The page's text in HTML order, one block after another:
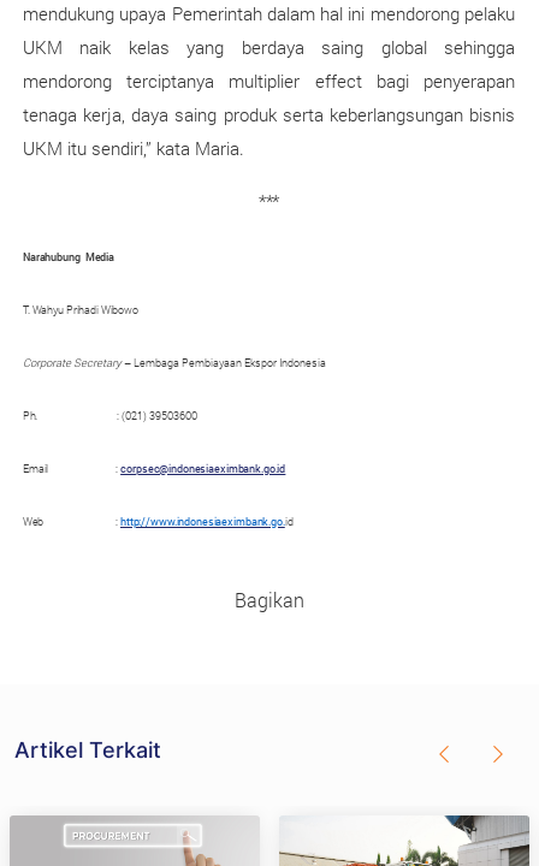
Bagikan
mendukung upaya Pemerintah dalam hal ini mendorong pelaku
UKM naik kelas yang berdaya saing global sehingga
mendorong terciptanya multiplier effect bagi penyerapan
tenaga kerja, daya saing produk serta keberlangsungan bisnis
UKM itu sendiri,” kata Maria.
***
Narahubung Media
T. Wahyu Prihadi Wibowo
Corporate Secretary– Lembaga Pembiayaan Ekspor Indonesia
Ph. : (021) 39503600
Email :corpsec@indonesiaeximbank.go.id
Web :http://www.indonesiaeximbank.go.id
Artikel Terkait